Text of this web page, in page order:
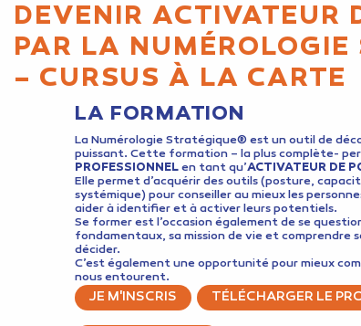
DEVENIR ACTIVATEUR
PAR LA
– CURSUS À LA CARTE
LA FORMATION
La Numérologie Stratégique® est un outil de
puissant. Cette formation – la plus complète-
PROFESSIONNELen tant qu’ACTIVATEUR DE
Elle permet d’acquérir des outils (posture,
systémique) pour conseiller au mieux les
aider à identifier et à activer leurs potentiels.
Se former est l’occasion également de se
fondamentaux, sa mission de vie et comprendre
décider.
C’est également une opportunité pour mieux
nous entourent.
JE M'INSCRIS TÉLÉCHARGER LE